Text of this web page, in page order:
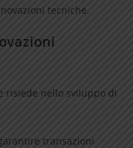
tecniche.
risiede nello sviluppo di
transazioni